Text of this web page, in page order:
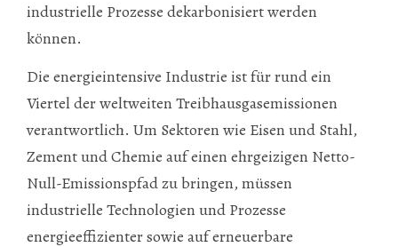
industrielle Prozesse dekarbonisiert werden
können.
Die energieintensive Industrie ist für rund ein
Viertel der weltweiten Treibhausgasemissionen
verantwortlich. Um Sektoren wie Eisen und Stahl,
Zement und Chemie auf einen ehrgeizigen Netto-
Null-Emissionspfad zu bringen, müssen
industrielle Technologien und Prozesse
energieeffizienter sowie auf erneuerbare